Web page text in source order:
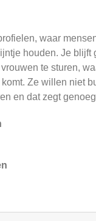
waar
houden. Je blijft
te sturen,
Ze willen niet
en dat zegt